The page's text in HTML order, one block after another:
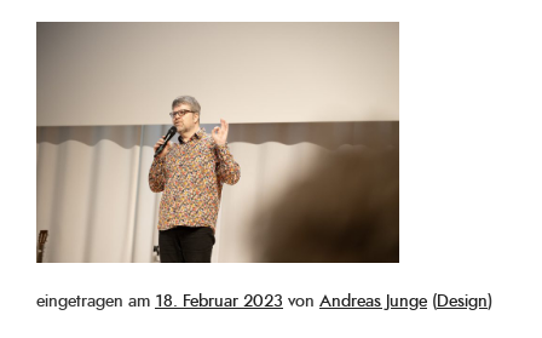
eingetragen am Veröffentlicht
18. Februar 2023 von Andreas Junge (Design)